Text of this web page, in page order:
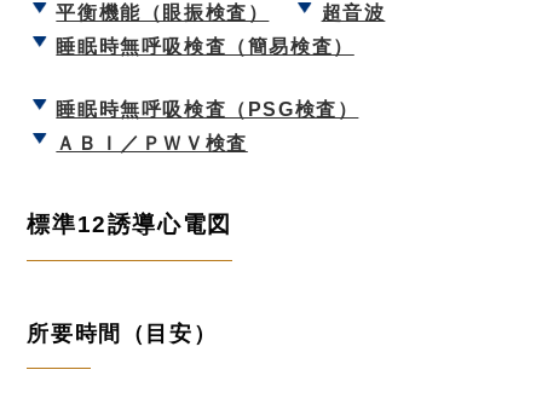
平衡機能（眼振検査）
超音波
睡眠時無呼吸検査（簡易検査）
睡眠時無呼吸検査（PSG検査）
ＡＢＩ／ＰＷＶ検査
標準12誘導心電図
所要時間（目安）